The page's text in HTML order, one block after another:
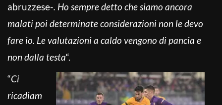
abruzzese-. Ho sempre detto che siamo ancora
malati poi determinate considerazioni non le devo
fare io. Le valutazioni a caldo vengono di pancia e
non dalla testa“.
“Ci
ricadiam